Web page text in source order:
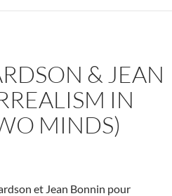
& JEAN
IN
MINDS)
et Jean Bonnin pour